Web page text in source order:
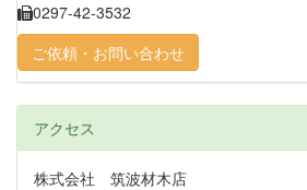
0297-42-3532
ご依頼・お問い合わせ
アクセス
株式会社 筑波材木店